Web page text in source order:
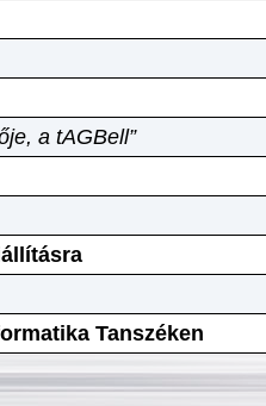
a tAGBell”
Tanszéken